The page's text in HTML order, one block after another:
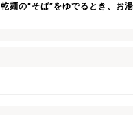
乾麺の“そば”をゆでるとき、お